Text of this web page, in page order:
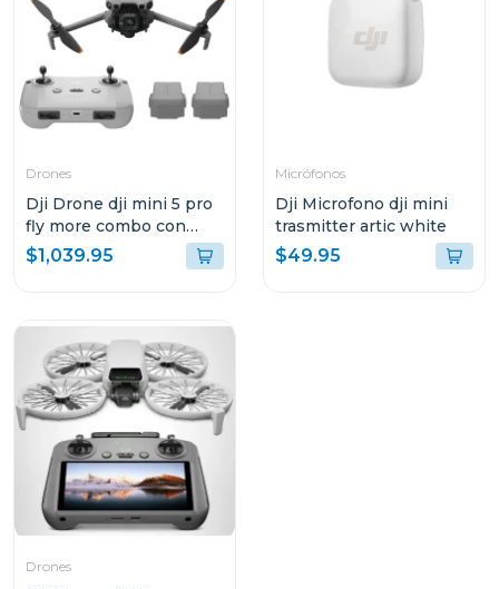
Drones
Dji Drone dji mini 5 pro
fly more combo con
control remoto rc-n3
$1,039.95
Micrófonos
Dji Microfono dji mini
trasmitter artic white
$49.95
Drones